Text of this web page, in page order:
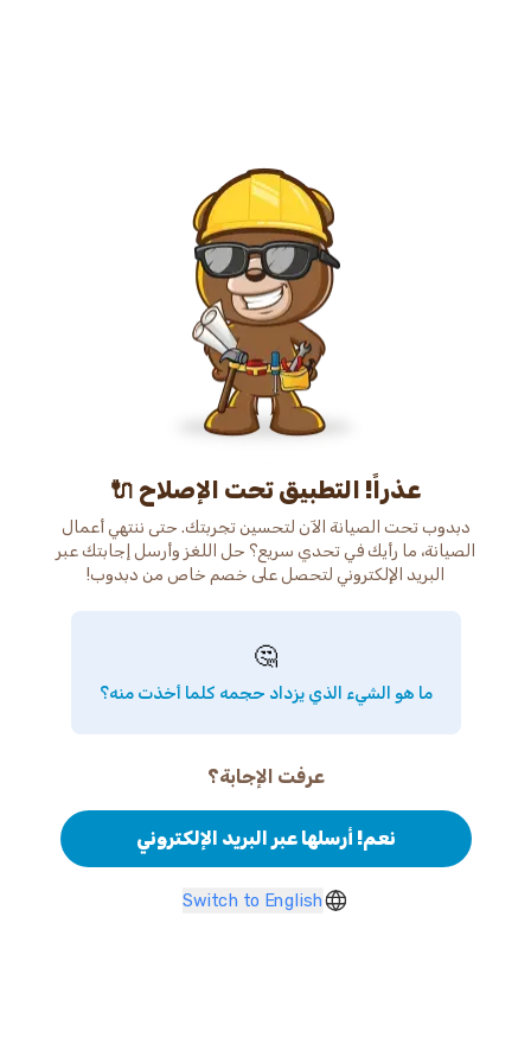
عذراً! التطبيق تحت الإصلاح 🔌
دبدوب تحت الصيانة الآن لتحسين تجربتك. حتى ننتهي أعمال
الصيانة، ما رأيك في تحدي سريع؟ حل اللغز وأرسل إجابتك عبر
البريد الإلكتروني لتحصل على خصم خاص من دبدوب!
🤔
ما هو الشيء الذي يزداد حجمه كلما أخذت منه؟
عرفت الإجابة؟
نعم! أرسلها عبر البريد الإلكتروني
Switch to English